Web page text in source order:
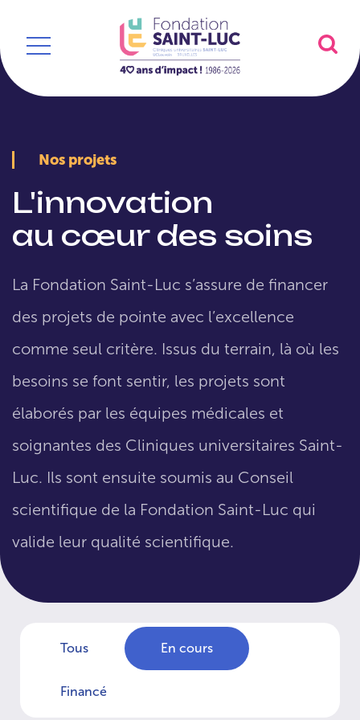
Nos projets
L'innovation
au cœur des soins
La Fondation Saint-Luc s’assure de financer
des projets de pointe avec l’excellence
comme seul critère. Issus du terrain, là où les
besoins se font sentir, les projets sont
élaborés par les équipes médicales et
soignantes des Cliniques universitaires Saint-
Luc. Ils sont ensuite soumis au Conseil
scientifique de la Fondation Saint-Luc qui
valide leur qualité scientifique.
Tous En cours
Financé